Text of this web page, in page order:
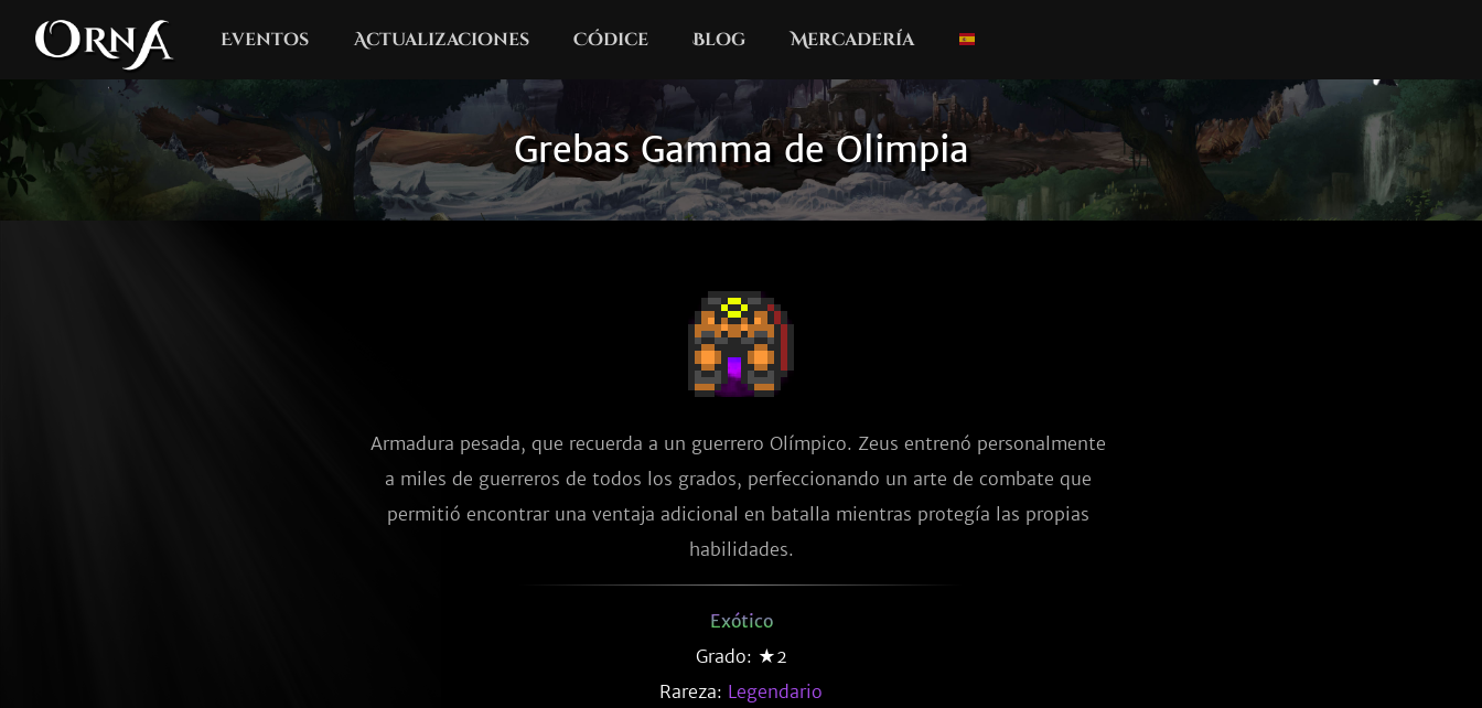
Eventos Actualizaciones Códice Blog Mercadería
Grebas Gamma de Olimpia
Armadura pesada, que recuerda a un guerrero Olímpico. Zeus entrenó personalmente
a miles de guerreros de todos los grados, perfeccionando un arte de combate que
permitió encontrar una ventaja adicional en batalla mientras protegía las propias
habilidades.
Exótico
Grado: ★2
Rareza: Legendario